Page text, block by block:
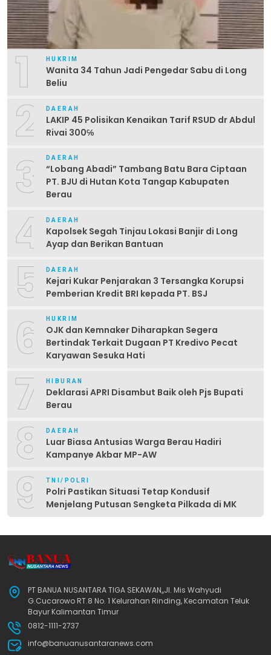
1 HUKRIM
Wanita 34 Tahun Jadi Pengedar Sabu di Long
Beliu
2 DAERAH
LAKIP 45 Polisikan Kenaikan Tarif RSUD dr Abdul
Rivai 300℅
3 DAERAH
“Lobang Abadi” Tambang Batu Bara Ciptaan
PT. BJU di Hutan Kota Tangap Kabupaten
Berau
4 DAERAH
Kapolsek Segah Tinjau Lokasi Banjir di Long
Ayap dan Berikan Bantuan
5 DAERAH
Kejari Kukar Penjarakan 3 Tersangka Korupsi
Pemberian Kredit BRI kepada PT. BSJ
6 HUKRIM
OJK dan Kemnaker Diharapkan Segera
Bertindak Terkait Dugaan PT Kredivo Pecat
Karyawan Sesuka Hati
7 HIBURAN
Deklarasi APRI Disambut Baik oleh Pjs Bupati
Berau
8 DAERAH
Luar Biasa Antusias Warga Berau Hadiri
Kampanye Akbar MP-AW
9 TNI/POLRI
Polri Pastikan Situasi Tetap Kondusif
Menjelang Putusan Sengketa Pilkada di MK
PT BANUA NUSANTARA TIGA SEKAWAN,,Jl. Mis Wahyudi
G.Cucarowo RT.8 No. 1 Kelurahan Rinding, Kecamatan Teluk
Bayur Kalimantan Timur
0812-1111-2737
info@banuanusantaranews.com